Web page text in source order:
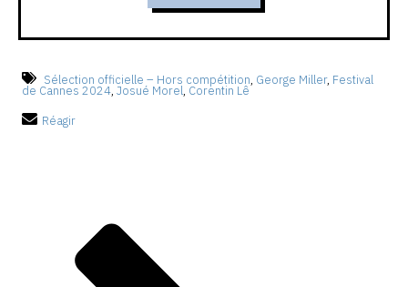
Sélection officielle – Hors compétition, George Miller, Festival
de Cannes 2024, Josué Morel, Corentin Lê
Réagir